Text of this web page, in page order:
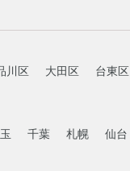
川区 大田区 台東区
千葉 札幌 仙台